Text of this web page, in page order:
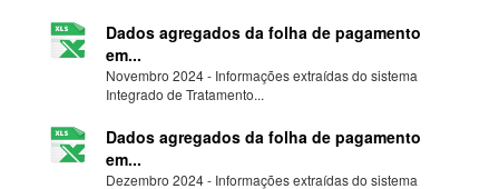
Dados agregados da folha de pagamento
em...
Novembro 2024 - Informações extraídas do sistema
Integrado de Tratamento...
Dados agregados da folha de pagamento
em...
Dezembro 2024 - Informações extraídas do sistema